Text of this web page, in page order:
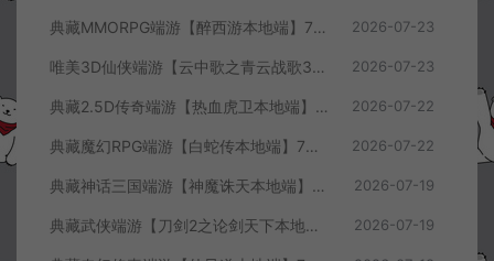
典藏MMORPG端游【醉西游本地端】7月最新整理Win一键服务端+GM授权后台+PC客户端+详细搭建教程 2026-07-23
唯美3D仙侠端游【云中歌之青云战歌3D本地端】7月最新整理Win一键服务端+GM工具+PC客户端+详细搭建教程 2026-07-23
典藏2.5D传奇端游【热血虎卫本地端】7月最新整理Win一键服务端+充值教程+PC客户端+详细搭建教程 2026-07-22
典藏魔幻RPG端游【白蛇传本地端】7月最新整理Win一键服务端+GM工具+PC客户端+详细搭建教程 2026-07-22
典藏神话三国端游【神魔诛天本地端】7月最新整理Win一键服务端+充值教程+PC客户端+详细搭建教程 2026-07-19
典藏武侠端游【刀剑2之论剑天下本地端】7月最新整理Win一键服务端+GM工具+PC客户端+详细搭建教程 2026-07-19